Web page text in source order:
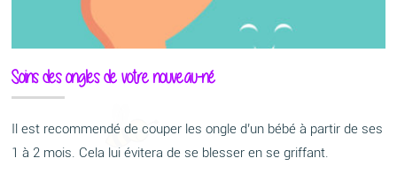
Soins des ongles de votre nouveau-né
Il est recommendé de couper les ongle d’un bébé à partir de ses
1 à 2 mois. Cela lui évitera de se blesser en se griffant.